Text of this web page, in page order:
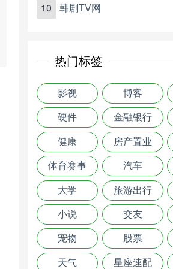
10 韩剧TV网
热门标签
影视 博客
硬件 金融银行
健康 房产置业
体育赛事 汽车
大学 旅游出行
小说 交友
宠物 股票
天气 星座速配